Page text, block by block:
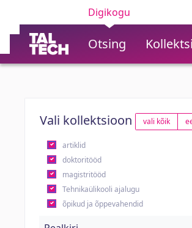
Digikogu
Otsing
Vali kollektsioon vali kõik
artiklid
doktoritööd
magistritööd
Tehnikaülikooli ajalugu
õpikud ja õppevahendid